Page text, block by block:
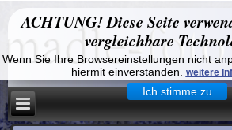
ACHTUNG! Diese Seite
vergleichbare
Wenn Sie Ihre Browsereinstellungen nicht
hiermit einverstanden.
weitere
Ich stimme zu